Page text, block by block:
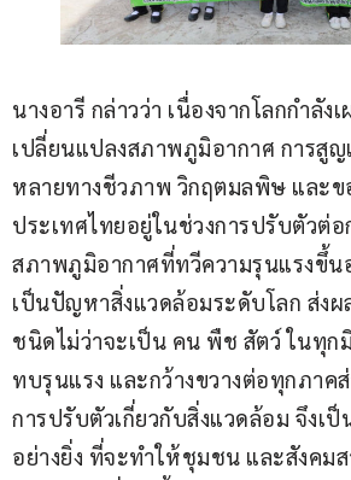
นางอารี กล่าวว่า เนื่องจากโลกกำลัง
เปลี่ยนแปลงสภาพภูมิอากาศ การสูญ
หลายทางชีวภาพ วิกฤตมลพิษ และข
ประเทศไทยอยู่ในช่วงการปรับตัวต่อ
สภาพภูมิอากาศที่ทวีความรุนแรงขึ้น
เป็นปัญหาสิ่งแวดล้อมระดับโลก ส่ง
ชนิดไม่ว่าจะเป็น คน พืช สัตว์ ในทุก
ทบรุนแรง และกว้างขวางต่อทุกภาค
การปรับตัวเกี่ยวกับสิ่งแวดล้อม จึงเ
อย่างยิ่ง ที่จะทำให้ชุมชน และสังคม